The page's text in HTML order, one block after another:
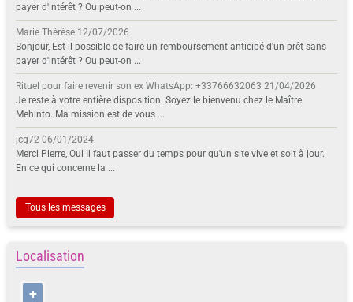
payer d'intérêt ? Ou peut-on ...
Marie Thérèse 12/07/2026
Bonjour, Est il possible de faire un remboursement anticipé d'un prêt sans
payer d'intérêt ? Ou peut-on ...
Rituel pour faire revenir son ex WhatsApp: +33766632063 21/04/2026
Je reste à votre entière disposition. Soyez le bienvenu chez le Maître
Mehinto. Ma mission est de vous ...
jcg72 06/01/2024
Merci Pierre, Oui Il faut passer du temps pour qu'un site vive et soit à jour.
En ce qui concerne la ...
Tous les messages
Localisation
+